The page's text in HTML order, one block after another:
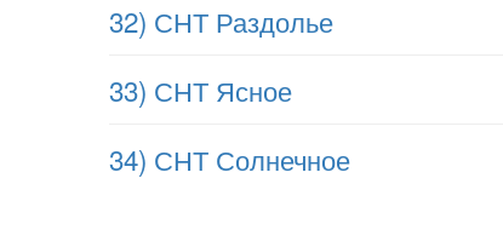
32) СНТ Раздолье
33) СНТ Ясное
34) СНТ Солнечное